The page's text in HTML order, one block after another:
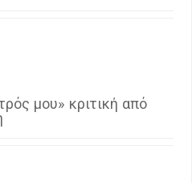
μου» κριτική από